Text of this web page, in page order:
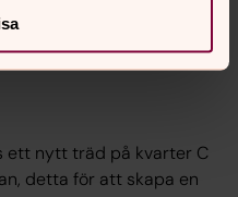
ett nytt träd på kvarter C
detta för att skapa en